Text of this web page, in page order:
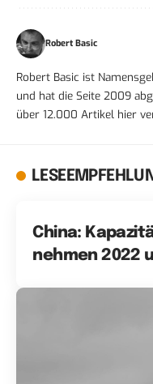
Robert Basic
Robert Basic ist
und hat die Seite 2009
über 12.000 Artikel hier
China:
nehmen 2022